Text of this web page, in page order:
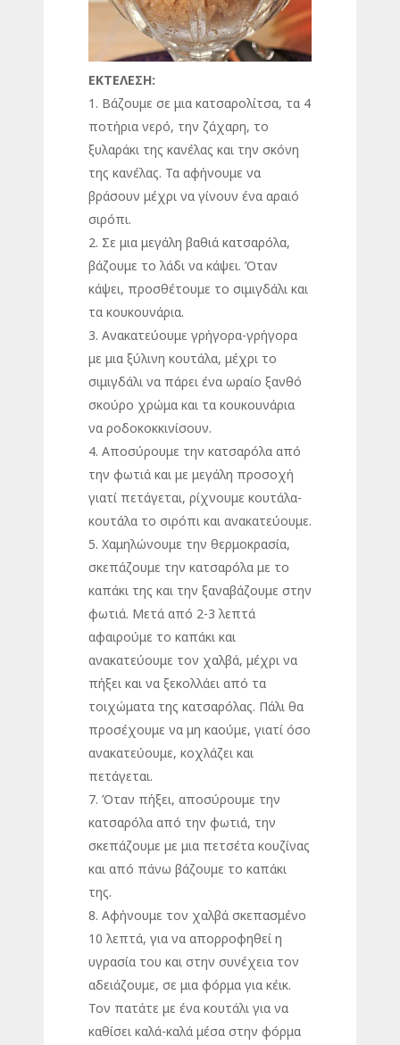
ΕΚΤΕΛΕΣΗ:
1. Βάζουμε σε μια κατσαρολίτσα, τα 4
ποτήρια νερό, την ζάχαρη, το
ξυλαράκι της κανέλας και την σκόνη
της κανέλας. Τα αφήνουμε να
βράσουν μέχρι να γίνουν ένα αραιό
σιρόπι.
2. Σε μια μεγάλη βαθιά κατσαρόλα,
βάζουμε το λάδι να κάψει. Όταν
κάψει, προσθέτουμε το σιμιγδάλι και
τα κουκουνάρια.
3. Ανακατεύουμε γρήγορα-γρήγορα
με μια ξύλινη κουτάλα, μέχρι το
σιμιγδάλι να πάρει ένα ωραίο ξανθό
σκούρο χρώμα και τα κουκουνάρια
να ροδοκοκκινίσουν.
4. Αποσύρουμε την κατσαρόλα από
την φωτιά και με μεγάλη προσοχή
γιατί πετάγεται, ρίχνουμε κουτάλα-
κουτάλα το σιρόπι και ανακατεύουμε.
5. Χαμηλώνουμε την θερμοκρασία,
σκεπάζουμε την κατσαρόλα με το
καπάκι της και την ξαναβάζουμε στην
φωτιά. Μετά από 2-3 λεπτά
αφαιρούμε το καπάκι και
ανακατεύουμε τον χαλβά, μέχρι να
πήξει και να ξεκολλάει από τα
τοιχώματα της κατσαρόλας. Πάλι θα
προσέχουμε να μη καούμε, γιατί όσο
ανακατεύουμε, κοχλάζει και
πετάγεται.
7. Όταν πήξει, αποσύρουμε την
κατσαρόλα από την φωτιά, την
σκεπάζουμε με μια πετσέτα κουζίνας
και από πάνω βάζουμε το καπάκι
της.
8. Αφήνουμε τον χαλβά σκεπασμένο
10 λεπτά, για να απορροφηθεί η
υγρασία του και στην συνέχεια τον
αδειάζουμε, σε μια φόρμα για κέικ.
Τον πατάτε με ένα κουτάλι για να
καθίσει καλά-καλά μέσα στην φόρμα